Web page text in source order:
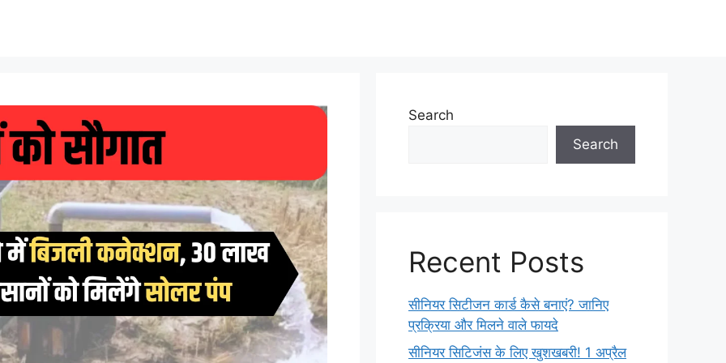
Search
Search
Recent Posts
सीनियर सिटीजन कार्ड कैसे बनाएं? जानिए
प्रक्रिया और मिलने वाले फायदे
सीनियर सिटिजंस के लिए खुशखबरी! 1 अप्रैल